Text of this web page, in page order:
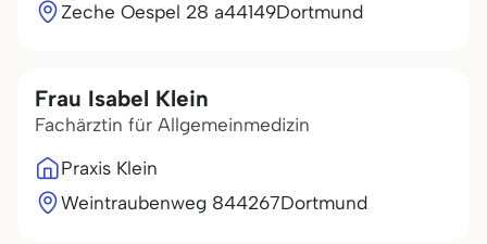
Zeche Oespel 28 a44149Dortmund
Frau Isabel Klein
Fachärztin für Allgemeinmedizin
Praxis Klein
Weintraubenweg 844267Dortmund